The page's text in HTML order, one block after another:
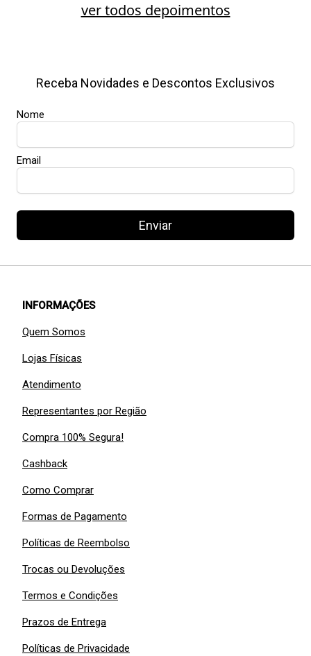
ver todos depoimentos
Receba Novidades e Descontos Exclusivos
Nome
Email
Enviar
INFORMAÇÕES
Quem Somos
Lojas Físicas
Atendimento
Representantes por Região
Compra 100% Segura!
Cashback
Como Comprar
Formas de Pagamento
Políticas de Reembolso
Trocas ou Devoluções
Termos e Condições
Prazos de Entrega
Políticas de Privacidade